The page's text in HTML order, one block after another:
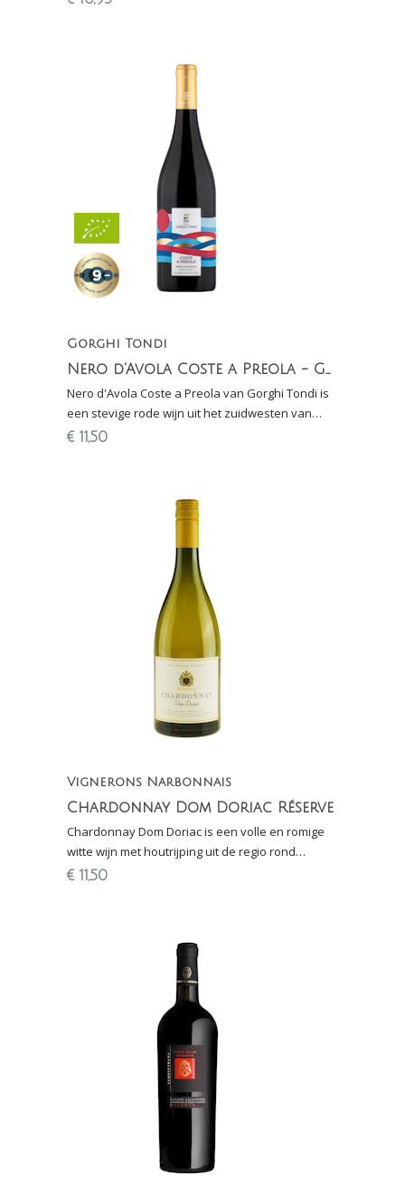
Gorghi Tondi
Nero d'Avola Coste a Preola - Gorghi Tondi
Nero d'Avola Coste a Preola van Gorghi Tondi is
een stevige rode wijn uit het zuidwesten van
Sicilië met impressie van gerijpt fruit en
€ 11,50
Vignerons Narbonnais
Chardonnay Dom Doriac Réserve
Chardonnay Dom Doriac is een volle en romige
witte wijn met houtrijping uit de regio rond
Narbonne (Languedoc). Zeer geschikt bij vis met
€ 11,50